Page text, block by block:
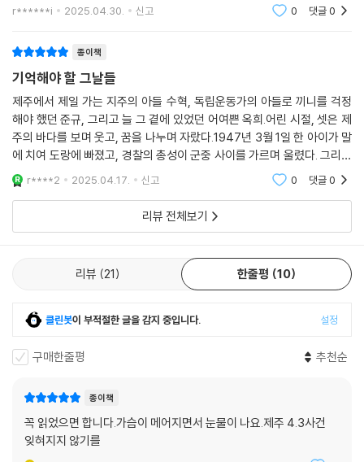
역사의 아픔을 가슴 깊이 기억하며
이 소설은 액자식 구성으로 되어 있다. 과거에서 더 과거로 들어가 아이들
의 유년 시절과 청년 시절을 보여주고 다시 과거로 돌아왔다가 에필로그를
통해 현재를 보여주는 방식이다. 이는 제주 4?3의 상처가 아직 현재 진행
형으로 진행되고 있음과 무관하지 않다.
김도식 작가는 “희생자들에 대한 최고의 추모는 다시는 그와 같은 비극이
이 땅에 발생하지 않도록” 하는 것이며 “누군가 이 소설을 읽고 잠시라도
평화를 소망한다면, 더 바랄 나위가 없겠다”라고 밝혔다. 이것이 이 소설을
읽어야 하는 이유이며, 우리가 다시 희망의 소리가 들리는 쪽으로 한 걸음
나아가야 하는 이유이다. 수혁과 준규, 옥희가 살아낸 비극의 세월을 가슴
깊이 기억하며, 우리는 그들의 후손인 동이처럼, 동이의 손녀 나연이처럼,
희망과 화해의 길로 나아가야 하는 것이다.
찬란한 4월이 돌아오고 있다. 동백꽃도 숨죽여 떨어지던 그해, 그날들. 4
고 한다. 그 동백꽃의 의미를 지금의 청소년들은 얼마나 알고 있을까? 핏빛
이제는 진정한 애도를, 진정한 화해와 연민을 배워야 할 시간이다. 그것이
야말로 우리가 다시금 뼈아픈 비극의 역사를 되풀이하지 않을 수 있는 유
그러나 반드시 기억해야 할 제주의 날.『바람의 소리가 들려』는 제주 4‧3이
r******i 2025.04.30. 신고 0 댓글0
종이책
기억해야 할 그날들
제주에서 제일 가는 지주의 아들 수혁, 독립운동가의 아들로 끼니를 걱정
해야 했던 준규, 그리고 늘 그 곁에 있었던 어여쁜 옥희.어린 시절, 셋은 제
주의 바다를 보며 웃고, 꿈을 나누며 자랐다.1947년 3월 1일 한 아이가 말
에 치여 도랑에 빠졌고, 경찰의 총성이 군중 사이를 가르며 울렸다. 그리고
시작된 너무도 길고 참혹했던 4‧3의 시간. 이제 그 바다와 바람과 햇살은
더 이상 같
r****2 2025.04.17. 신고 0 댓글0
리뷰 전체보기
리뷰 21 한줄평 10
클린봇이 부적절한 글을 감지 중입니다. 설정
구매한줄평 추천순
종이책
꼭 읽었으면 합니다.가슴이 메어지면서 눈물이 나요.제주 4.3사건
잊혀지지 않기를